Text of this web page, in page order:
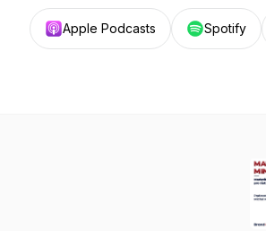
Apple Podcasts Spotify